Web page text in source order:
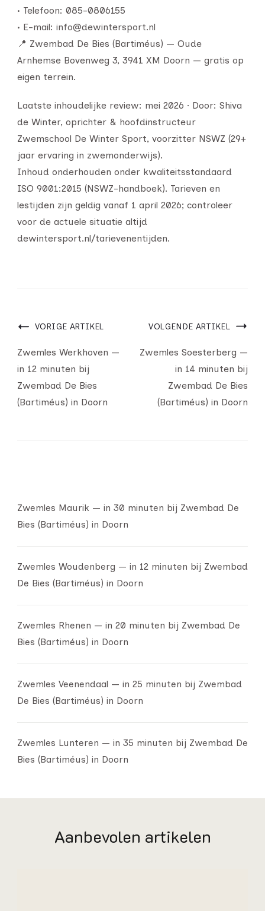
• Telefoon: 085-0806155
• E-mail: info@dewintersport.nl
📍 Zwembad De Bies (Bartiméus) — Oude
Arnhemse Bovenweg 3, 3941 XM Doorn — gratis op
eigen terrein.
Laatste inhoudelijke review: mei 2026 · Door: Shiva
de Winter, oprichter & hoofdinstructeur
Zwemschool De Winter Sport, voorzitter NSWZ (29+
jaar ervaring in zwemonderwijs).
Inhoud onderhouden onder kwaliteitsstandaard
ISO 9001:2015 (NSWZ-handboek). Tarieven en
lestijden zijn geldig vanaf 1 april 2026; controleer
voor de actuele situatie altijd
dewintersport.nl/tarievenentijden.
VORIGE ARTIKEL
Zwemles Werkhoven —
in 12 minuten bij
Zwembad De Bies
(Bartiméus) in Doorn
VOLGENDE ARTIKEL
Zwemles Soesterberg —
in 14 minuten bij
Zwembad De Bies
(Bartiméus) in Doorn
Zwemles Maurik — in 30 minuten bij Zwembad De
Bies (Bartiméus) in Doorn
Zwemles Woudenberg — in 12 minuten bij Zwembad
De Bies (Bartiméus) in Doorn
Zwemles Rhenen — in 20 minuten bij Zwembad De
Bies (Bartiméus) in Doorn
Zwemles Veenendaal — in 25 minuten bij Zwembad
De Bies (Bartiméus) in Doorn
Zwemles Lunteren — in 35 minuten bij Zwembad De
Bies (Bartiméus) in Doorn
Aanbevolen artikelen